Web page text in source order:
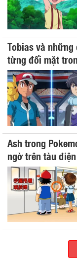
Tobias và
từng đối mặt
Ash trong
ngờ trên tàu điện